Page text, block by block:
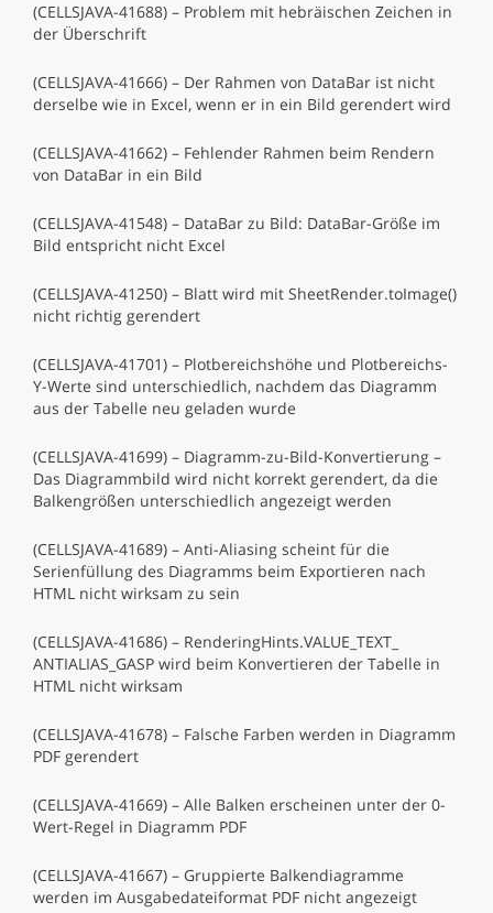
(CELLSJAVA-41688) – Problem mit hebräischen Zeichen in
der Überschrift
(CELLSJAVA-41666) – Der Rahmen von DataBar ist nicht
derselbe wie in Excel, wenn er in ein Bild gerendert wird
(CELLSJAVA-41662) – Fehlender Rahmen beim Rendern
von DataBar in ein Bild
(CELLSJAVA-41548) – DataBar zu Bild: DataBar-Größe im
Bild entspricht nicht Excel
(CELLSJAVA-41250) – Blatt wird mit SheetRender.toImage()
nicht richtig gerendert
(CELLSJAVA-41701) – Plotbereichshöhe und Plotbereichs-
Y-Werte sind unterschiedlich, nachdem das Diagramm
aus der Tabelle neu geladen wurde
(CELLSJAVA-41699) – Diagramm-zu-Bild-Konvertierung –
Das Diagrammbild wird nicht korrekt gerendert, da die
Balkengrößen unterschiedlich angezeigt werden
(CELLSJAVA-41689) – Anti-Aliasing scheint für die
Serienfüllung des Diagramms beim Exportieren nach
HTML nicht wirksam zu sein
(CELLSJAVA-41686) – RenderingHints.VALUE_TEXT_
ANTIALIAS_GASP wird beim Konvertieren der Tabelle in
HTML nicht wirksam
(CELLSJAVA-41678) – Falsche Farben werden in Diagramm
PDF gerendert
(CELLSJAVA-41669) – Alle Balken erscheinen unter der 0-
Wert-Regel in Diagramm PDF
(CELLSJAVA-41667) – Gruppierte Balkendiagramme
werden im Ausgabedateiformat PDF nicht angezeigt